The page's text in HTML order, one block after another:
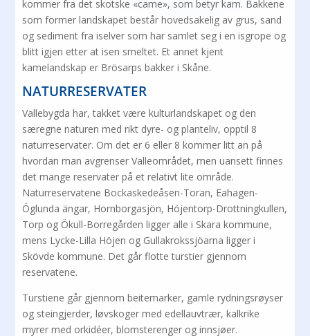
kommer fra det skotske «came», som betyr kam. Bakkene
som former landskapet består hovedsakelig av grus, sand
og sediment fra iselver som har samlet seg i en isgrope og
blitt igjen etter at isen smeltet. Et annet kjent
kamelandskap er Brösarps bakker i Skåne.
NATURRESERVATER
Vallebygda har, takket være kulturlandskapet og den
særegne naturen med rikt dyre- og planteliv, opptil 8
naturreservater. Om det er 6 eller 8 kommer litt an på
hvordan man avgrenser Valleområdet, men uansett finnes
det mange reservater på et relativt lite område.
Naturreservatene Bockaskedeåsen-Toran, Eahagen-
Öglunda ängar, Hornborgasjön, Höjentorp-Drottningkullen,
Torp og Ökull-Borregården ligger alle i Skara kommune,
mens Lycke-Lilla Höjen og Gullakrokssjöarna ligger i
Skövde kommune. Det går flotte turstier gjennom
reservatene.
Turstiene går gjennom beitemarker, gamle rydningsrøyser
og steingjerder, løvskoger med edellauvtrær, kalkrike
myrer med orkidéer, blomsterenger og innsjøer.